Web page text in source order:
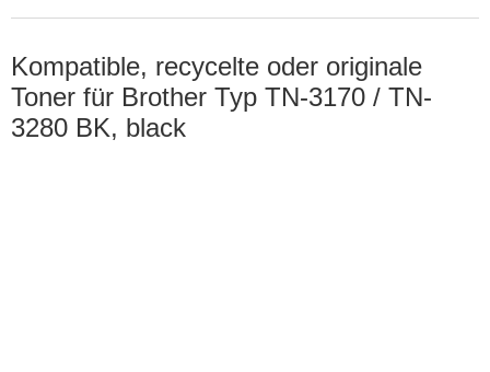
Kompatible, recycelte oder originale
Toner für Brother Typ TN-3170 / TN-
3280 BK, black